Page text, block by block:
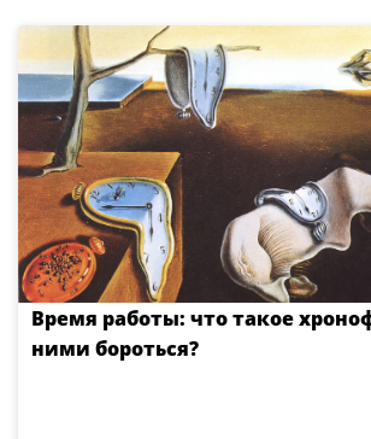
Время работы: что такое
ними бороться?